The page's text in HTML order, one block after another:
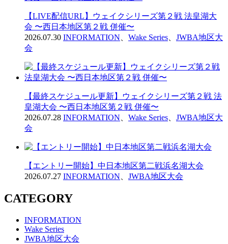
【LIVE配信URL】ウェイクシリーズ第２戦 法皇湖大
会 〜西日本地区第２戦 併催〜
2026.07.30 INFORMATION Wake Series
JWBA地区大
会
【最終スケジュール更新】ウェイクシリーズ第２戦 法
皇湖大会 〜西日本地区第２戦 併催〜
2026.07.28 INFORMATION Wake Series
JWBA地区大
会
【エントリー開始】中日本地区第二戦浜名湖大会
2026.07.27 INFORMATION JWBA地区大会
CATEGORY
INFORMATION
Wake Series
JWBA地区大会